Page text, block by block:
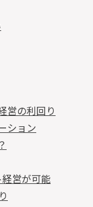
営の利回り
ション
営が可能